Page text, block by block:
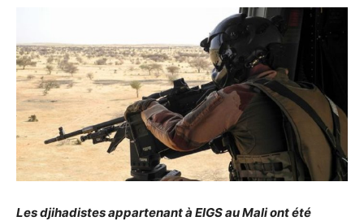
Les djihadistes appartenant à EIGS au Mali ont été